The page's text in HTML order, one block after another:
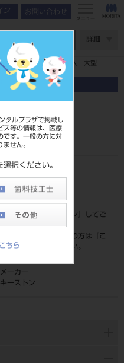
タルプラザで掲載し
ス等の情報は、医療
です。一般の方に対
せん。
択ください。
ちら
ン お問い合わせ
メニュー
詳細
インターベンション１入 大型
ーベンション１入
品目コード
206510135
標準価格
価格の確認は『
ログイン
』してご
覧ください。
ネット会員登録がまだの方は『
こ
ちら』より登録ください。
メーカー
キーストン